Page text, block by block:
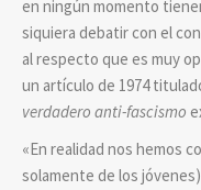
en ningún momento
siquiera debatir con el
al respecto que es muy
un artículo de 1974
verdadero anti-fascismo
«En realidad nos hemos
solamente de los